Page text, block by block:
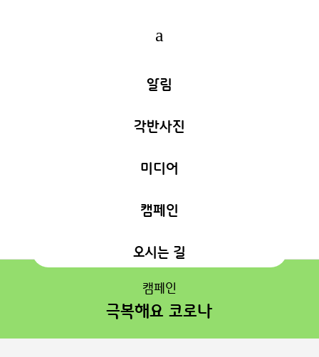
a
알림
각반사진
미디어
캠페인
오시는 길
캠페인
극복해요 코로나